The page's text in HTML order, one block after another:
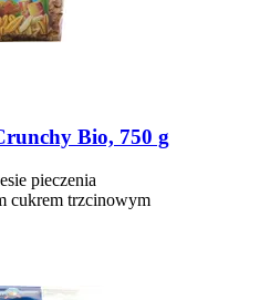
Bio, 750 g
pieczenia
cukrem trzcinowym